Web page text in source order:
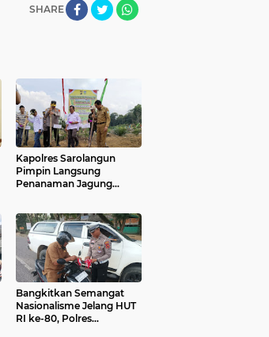
SHARE
Kapolres Sarolangun
Pimpin Langsung
Penanaman Jagung
Pangan di Wilayah
Sarolangun.
Bangkitkan Semangat
Nasionalisme Jelang HUT
RI ke-80, Polres